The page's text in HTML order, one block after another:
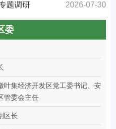
题调研 2026-07-30
委
叶集经济开发区党工委书记、安
管委会主任
区长